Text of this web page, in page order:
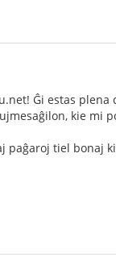
Ĝi estas
kie mi
paĝaroj tiel bonaj